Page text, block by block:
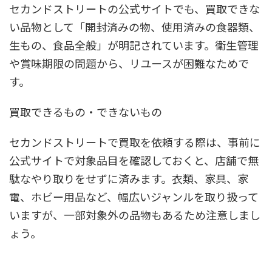
セカンドストリートの公式サイトでも、買取できな
い品物として「開封済みの物、使用済みの食器類、
生もの、食品全般」が明記されています。衛生管理
や賞味期限の問題から、リユースが困難なためで
す。
買取できるもの・できないもの
セカンドストリートで買取を依頼する際は、事前に
公式サイトで対象品目を確認しておくと、店舗で無
駄なやり取りをせずに済みます。衣類、家具、家
電、ホビー用品など、幅広いジャンルを取り扱って
いますが、一部対象外の品物もあるため注意しまし
ょう。